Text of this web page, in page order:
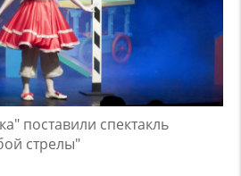
поставили спектакль
стрелы"